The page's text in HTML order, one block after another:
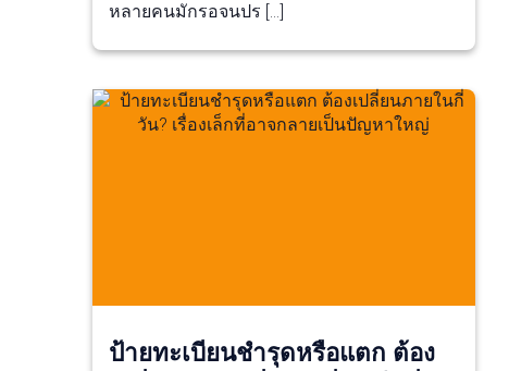
หลายคนมักรอจนปร […]
ป้ายทะเบียนชำรุดหรือแตก ต้อง